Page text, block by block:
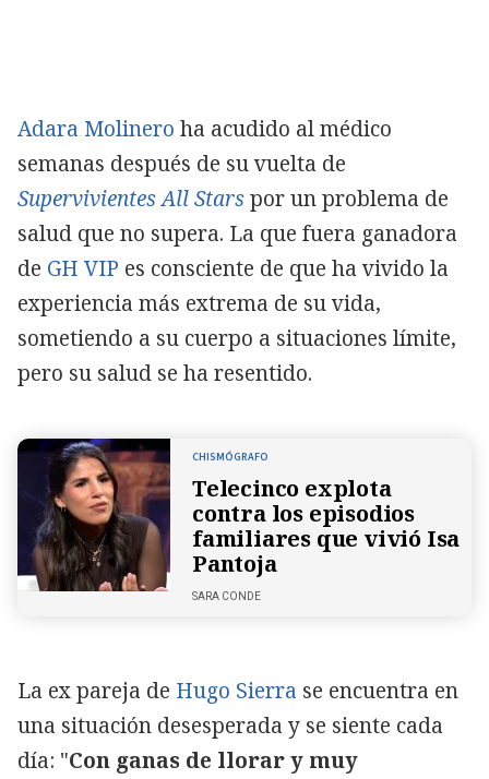
Adara Molinero ha acudido al médico
semanas después de su vuelta de
Supervivientes All Starspor un problema de
salud que no supera. La que fuera ganadora
de GH VIP es consciente de que ha vivido la
experiencia más extrema de su vida,
sometiendo a su cuerpo a situaciones límite,
pero su salud se ha resentido.
CHISMÓGRAFO
Telecinco explota
contra los episodios
familiares que vivió Isa
Pantoja
SARA CONDE
La ex pareja de Hugo Sierra se encuentra en
una situación desesperada y se siente cada
día: "Con ganas de llorar y muy